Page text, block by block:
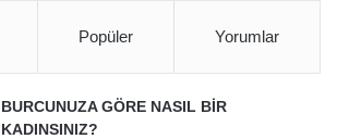
Popüler Yorumlar
BURCUNUZA GÖRE NASIL BİR
KADINSINIZ?